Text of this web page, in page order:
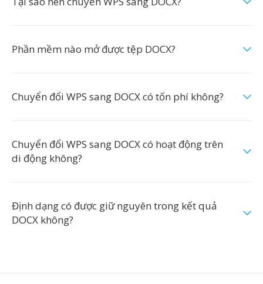
Phần mềm nào mở được tệp DOCX?
Chuyển đổi WPS sang DOCX có tốn phí không?
Chuyển đổi WPS sang DOCX có hoạt động trên
di động không?
Định dạng có được giữ nguyên trong kết quả
DOCX không?